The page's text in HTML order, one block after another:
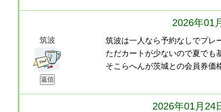
2026年01
筑波
筑波は一人なら予約なしでプレ
ただカートが少ないので夏でも
そこらへんが茨城との会員券価
2026年01月24